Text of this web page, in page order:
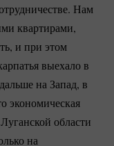
Нам
квартирами,
и при этом
выехало в
на Запад, в
экономическая
области
на